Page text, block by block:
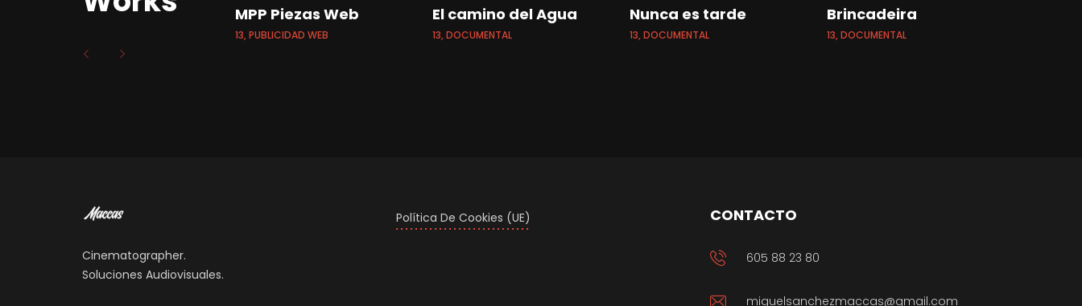
Trailer "Nunca es
18, PUBLICIDAD WEB
MPP Piezas Web
13, PUBLICIDAD WEB
El camino del Agua
13, DOCUMENTAL
Nunca es tarde
13, DOCUMENTAL
Brincadeira
13, DOCUMENTAL
Cinematographer.
Soluciones Audiovisuales.
Política De Cookies (UE) CONTACTO
605 88 23 80
miguelsanchezmaccas@gmail.com